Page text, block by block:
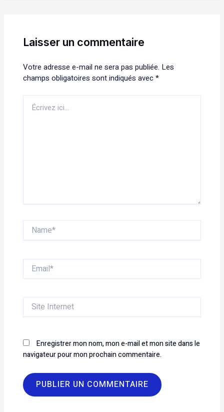
Laisser un commentaire
Votre adresse e-mail ne sera pas publiée. Les
champs obligatoires sont indiqués avec*
ici…
Name*
Email*
Site
Internet
Enregistrer mon nom, mon e-mail et mon site dans le
navigateur pour mon prochain commentaire.